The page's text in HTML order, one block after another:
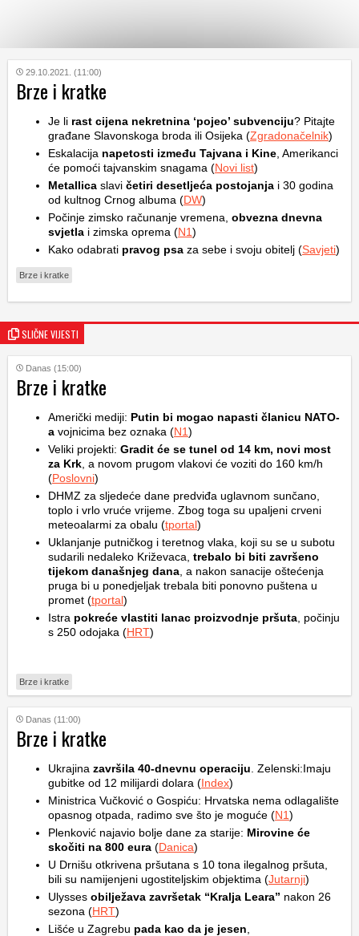
KATEGORIJE
HRVATSKI
WEB
29.10.2021. (11:00)
Brze i kratke
Je li rast cijena nekretnina ‘pojeo’ subvenciju? Pitajte
građane Slavonskoga broda ili Osijeka (Zgradonačelnik)
Eskalacija napetosti između Tajvana i Kine , Amerikanci
će pomoći tajvanskim snagama (Novi list)
Metallica slavi četiri desetljeća postojanja i 30 godina
od kultnog Crnog albuma (DW)
Počinje zimsko računanje vremena, obvezna dnevna
svjetla i zimska oprema (N1)
Kako odabrati pravog psa za sebe i svoju obitelj (Savjeti)
Brze i kratke
SLIČNE VIJESTI
Danas (15:00)
Brze i kratke
Američki mediji: Putin bi mogao napasti članicu NATO-
a vojnicima bez oznaka (N1)
Veliki projekti: Gradit će se tunel od 14 km, novi most
za Krk , a novom prugom vlakovi će voziti do 160 km/h
(Poslovni)
DHMZ za sljedeće dane predviđa uglavnom sunčano,
toplo i vrlo vruće vrijeme. Zbog toga su upaljeni crveni
meteoalarmi za obalu (tportal)
Uklanjanje putničkog i teretnog vlaka, koji su se u subotu
sudarili nedaleko Križevaca, trebalo bi biti završeno
tijekom današnjeg dana , a nakon sanacije oštećenja
pruga bi u ponedjeljak trebala biti ponovno puštena u
promet (tportal)
Istra pokreće vlastiti lanac proizvodnje pršuta , počinju
s 250 odojaka (HRT)
Brze i kratke
Danas (11:00)
Brze i kratke
Ukrajina završila 40-dnevnu operaciju . Zelenski:Imaju
gubitke od 12 milijardi dolara (Index)
Ministrica Vučković o Gospiću: Hrvatska nema odlagalište
opasnog otpada, radimo sve što je moguće (N1)
Plenković najavio bolje dane za starije: Mirovine će
skočiti na 800 eura (Danica)
U Drnišu otkrivena pršutana s 10 tona ilegalnog pršuta,
bili su namijenjeni ugostiteljskim objektima (Jutarnji)
Ulysses obilježava završetak “Kralja Leara” nakon 26
sezona (HRT)
Lišće u Zagrebu pada kao da je jesen